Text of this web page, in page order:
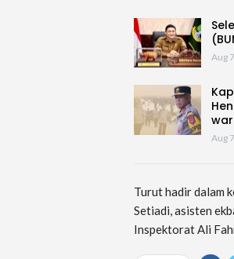
Aug
Aug
Turut hadir dalam
Setiadi, asisten
Inspektorat Ali